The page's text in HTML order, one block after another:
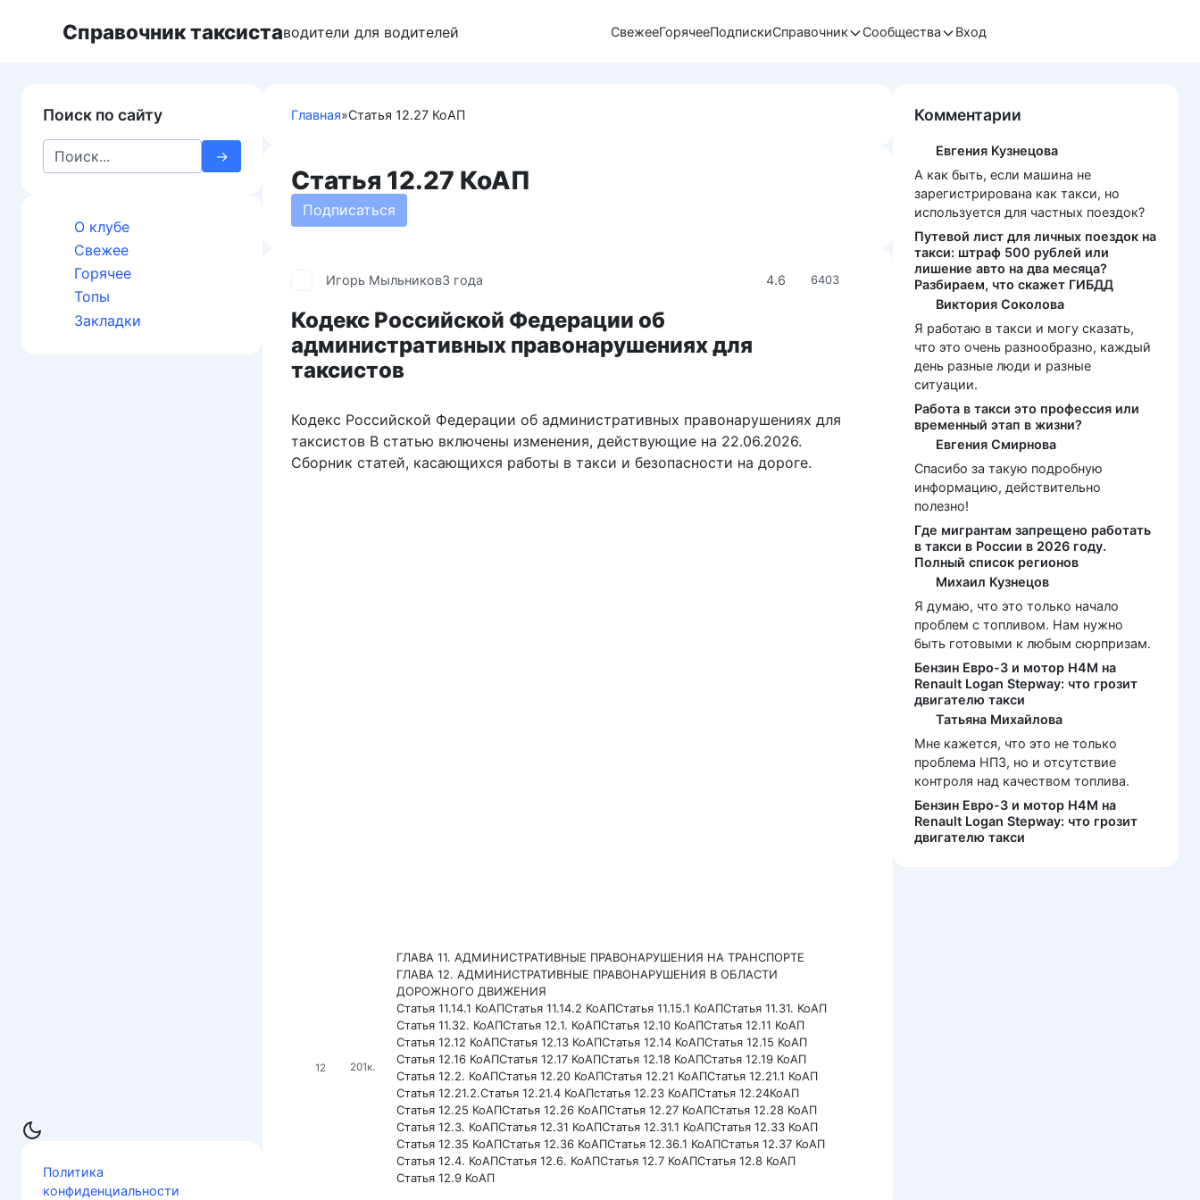
Справочник таксиставодители для водителей СвежееГорячееПодпискиСправочник Сообщества Вход
Главная»Статья 12.27 КоАП
Статья 12.27 КоАП
Подписаться
6403
4.6
Игорь Мыльников3 года
Кодекс Российской Федерации об
административных правонарушениях для
таксистов
Кодекс Российской Федерации об административных правонарушениях для
таксистов В статью включены изменения, действующие на 22.06.2026.
Сборник статей, касающихся работы в такси и безопасности на дороге.
12 201к.
ГЛАВА 11. АДМИНИСТРАТИВНЫЕ ПРАВОНАРУШЕНИЯ НА ТРАНСПОРТЕ
ГЛАВА 12. АДМИНИСТРАТИВНЫЕ ПРАВОНАРУШЕНИЯ В ОБЛАСТИ
ДОРОЖНОГО ДВИЖЕНИЯ
Статья 11.14.1 КоАПСтатья 11.14.2 КоАПСтатья 11.15.1 КоАПСтатья 11.31. КоАП
Статья 11.32. КоАПСтатья 12.1. КоАПСтатья 12.10 КоАПСтатья 12.11 КоАП
Статья 12.12 КоАПСтатья 12.13 КоАПСтатья 12.14 КоАПСтатья 12.15 КоАП
Статья 12.16 КоАПСтатья 12.17 КоАПСтатья 12.18 КоАПСтатья 12.19 КоАП
Статья 12.2. КоАПСтатья 12.20 КоАПСтатья 12.21 КоАПСтатья 12.21.1 КоАП
Статья 12.21.2.Статья 12.21.4 КоАПстатья 12.23 КоАПСтатья 12.24КоАП
Статья 12.25 КоАПСтатья 12.26 КоАПСтатья 12.27 КоАПСтатья 12.28 КоАП
Статья 12.3. КоАПСтатья 12.31 КоАПСтатья 12.31.1 КоАПСтатья 12.33 КоАП
Статья 12.35 КоАПСтатья 12.36 КоАПСтатья 12.36.1 КоАПСтатья 12.37 КоАП
Статья 12.4. КоАПСтатья 12.6. КоАПСтатья 12.7 КоАПСтатья 12.8 КоАП
Статья 12.9 КоАП
Поиск по сайту
Search
for:
О клубе
Свежее
Горячее
Топы
Закладки
Политика
конфиденциальности
Комментарии
Евгения Кузнецова
А как быть, если машина не
зарегистрирована как такси, но
используется для частных поездок?
Путевой лист для личных поездок на
такси: штраф 500 рублей или
лишение авто на два месяца?
Разбираем, что скажет ГИБДД
Виктория Соколова
Я работаю в такси и могу сказать,
что это очень разнообразно, каждый
день разные люди и разные
ситуации.
Работа в такси это профессия или
временный этап в жизни?
Евгения Смирнова
Спасибо за такую подробную
информацию, действительно
полезно!
Где мигрантам запрещено работать
в такси в России в 2026 году.
Полный список регионов
Михаил Кузнецов
Я думаю, что это только начало
проблем с топливом. Нам нужно
быть готовыми к любым сюрпризам.
Бензин Евро-3 и мотор H4M на
Renault Logan Stepway: что грозит
двигателю такси
Татьяна Михайлова
Мне кажется, что это не только
проблема НПЗ, но и отсутствие
контроля над качеством топлива.
Бензин Евро-3 и мотор H4M на
Renault Logan Stepway: что грозит
двигателю такси